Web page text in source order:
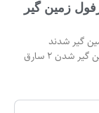
زمین گیر
گیر شدند
🔹فرمانده انتظامی دزفول از زمین گیر شدن ۲ سارق